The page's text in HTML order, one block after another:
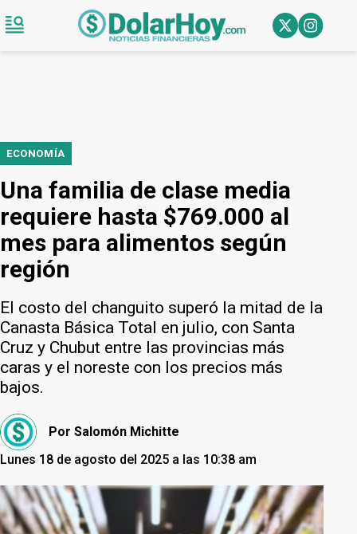
ECONOMÍA
Una familia de clase media
requiere hasta $769.000 al
mes para alimentos según
región
El costo del changuito superó la mitad de la
Canasta Básica Total en julio, con Santa
Cruz y Chubut entre las provincias más
caras y el noreste con los precios más
bajos.
Por Salomón Michitte
Lunes 18 de agosto del 2025 a las 10:38 am